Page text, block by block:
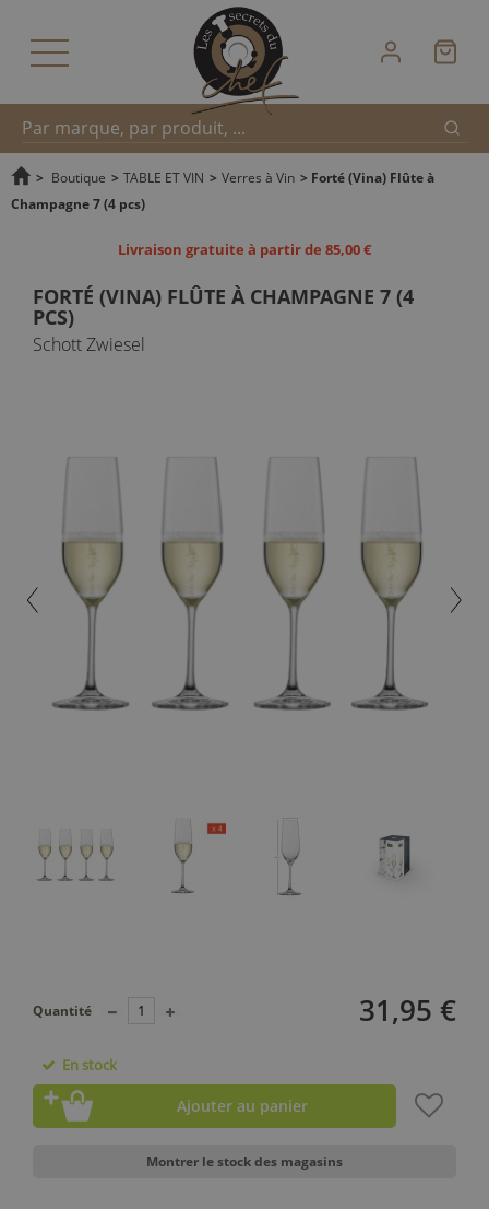
Recherche
> Boutique > TABLE ET VIN > Verres à Vin > Forté (Vina) Flûte à
Champagne 7 (4 pcs)
Livraison gratuite à partir de 85,00 €
FORTÉ (VINA) FLÛTE À CHAMPAGNE 7 (4
PCS)
Schott Zwiesel
31,95 €
Quantité
En stock
Ajouter au panier
Montrer le stock des magasins